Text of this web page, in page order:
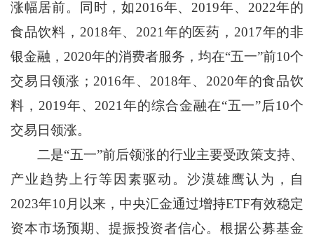
涨幅居前。同时，如2016年、2019年、2022年的
食品饮料，2018年、2021年的医药，2017年的非
银金融，2020年的消费者服务，均在“五一”前10个
交易日领涨；2016年、2018年、2020年的食品饮
料，2019年、2021年的综合金融在“五一”后10个
交易日领涨。
二是“五一”前后领涨的行业主要受政策支持、
产业趋势上行等因素驱动。沙漠雄鹰认为，自
2023年10月以来，中央汇金通过增持ETF有效稳定
资本市场预期、提振投资者信心。根据公募基金